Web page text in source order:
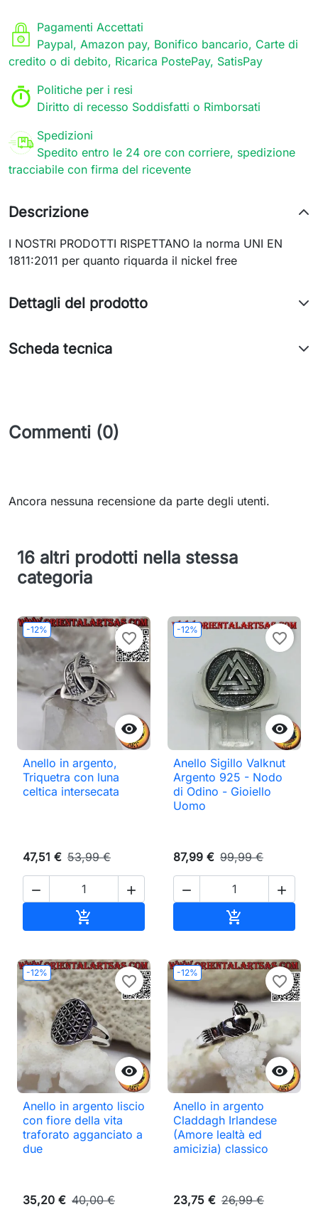
Pagamenti Accettati
Paypal, Amazon pay, Bonifico bancario, Carte di
credito o di debito, Ricarica PostePay, SatisPay
Politiche per i resi
Diritto di recesso Soddisfatti o Rimborsati
Spedizioni
Spedito entro le 24 ore con corriere, spedizione
tracciabile con firma del ricevente
Descrizione
I NOSTRI PRODOTTI RISPETTANO la norma UNI EN
1811:2011 per quanto riquarda il nickel free
Dettagli del prodotto
Scheda tecnica
Commenti (0)
Ancora nessuna recensione da parte degli utenti.
16 altri prodotti nella stessa
categoria
-12%

favorite_border
Anello in argento,
Triquetra con luna
celtica intersecata
47,51 € 53,99 €
 

-12%

favorite_border
Anello Sigillo Valknut
Argento 925 - Nodo
di Odino - Gioiello
Uomo
87,99 € 99,99 €
 

-12%

favorite_border
Anello in argento liscio
con fiore della vita
traforato agganciato a
due
35,20 € 40,00 €
-12%

favorite_border
Anello in argento
Claddagh Irlandese
(Amore lealtà ed
amicizia) classico
23,75 € 26,99 €